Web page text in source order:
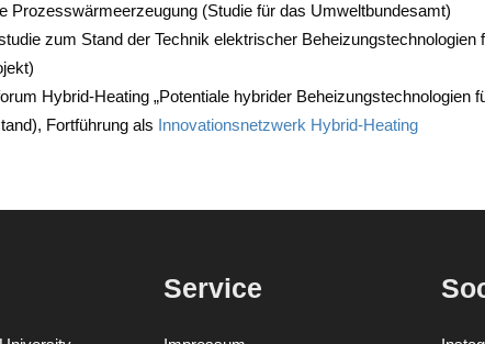
Pro­zess­wär­me­er­zeu­gung (Stu­die für das Umweltbundesamt)
zum Stand der Tech­nik elek­tri­scher
Hybrid-Hea­ting „Poten­tia­le hybri­der
Fort­füh­rung als Inno­va­ti­ons­netz­werk Hybrid-Heating
Service